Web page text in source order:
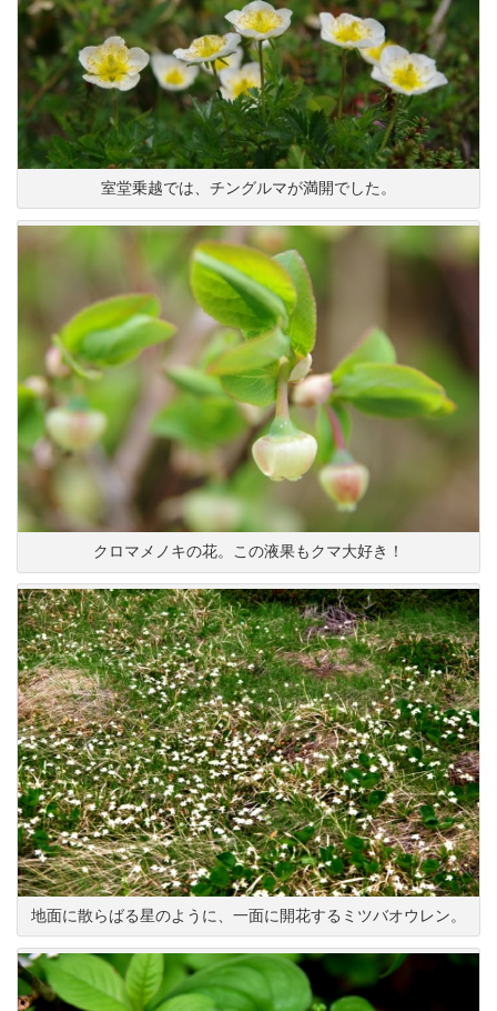
室堂乗越では、チングルマが満開でした。
クロマメノキの花。この液果もクマ大好き！
地面に散らばる星のように、一面に開花するミツバオウレン。